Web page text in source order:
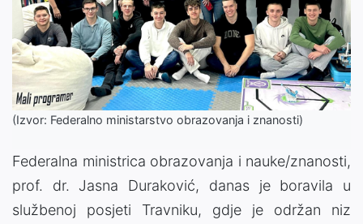
(Izvor: Federalno ministarstvo obrazovanja i znanosti)
Federalna ministrica obrazovanja i nauke/znanosti,
prof. dr. Jasna Duraković, danas je boravila u
službenoj posjeti Travniku, gdje je održan niz